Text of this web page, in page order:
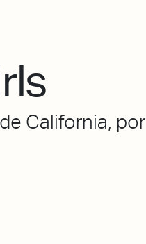
California, por